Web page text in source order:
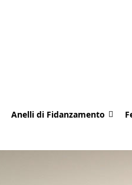
Anelli di Fidanzamento